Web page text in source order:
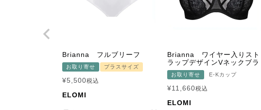
Brianna フルブリーフ
お取り寄せ プラスサイズ
¥5,500税込
ELOMI
Brianna ワイヤー入りスト
ラップデザインVネックブラ
お取り寄せ E-Kカップ
¥11,660税込
ELOMI